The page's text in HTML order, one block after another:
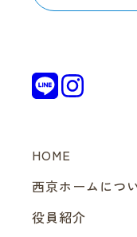
HOME
西京ホームにつ
役員紹介